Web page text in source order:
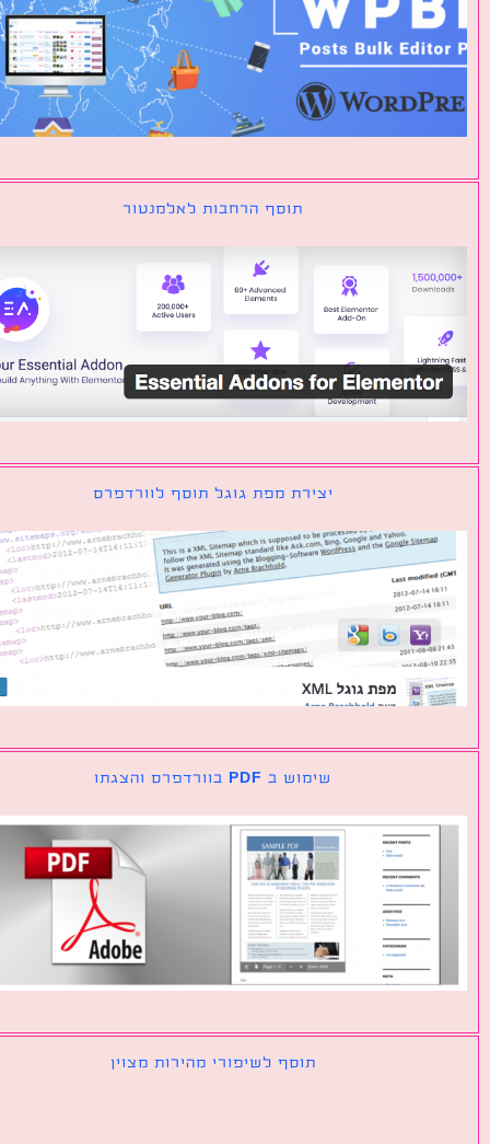
תוסף הרחבות לאלמנטור
יצירת מפת גוגל תוסף לוורדפרס
שימוש ב PDF בוורדפרס והצגתו
תוסף לשיפורי מהירות מצוין